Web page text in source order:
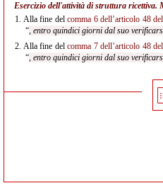
Esercizio dell'attività di struttura ricettiva.
1. Alla fine del comma 6 dell’articolo 48
“, entro quindici giorni dal suo
2. Alla fine del comma 7 dell’articolo 48
“, entro quindici giorni dal suo